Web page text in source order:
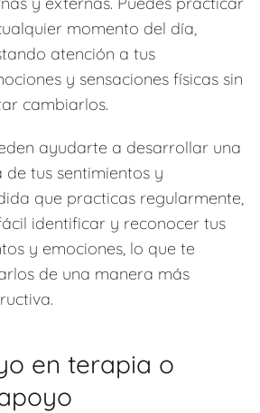
momento del día,
atención a tus
y sensaciones físicas sin
cambiarlos.
ayudarte a desarrollar una
tus sentimientos y
que practicas regularmente,
identificar y reconocer tus
y emociones, lo que te
de una manera más
en terapia o